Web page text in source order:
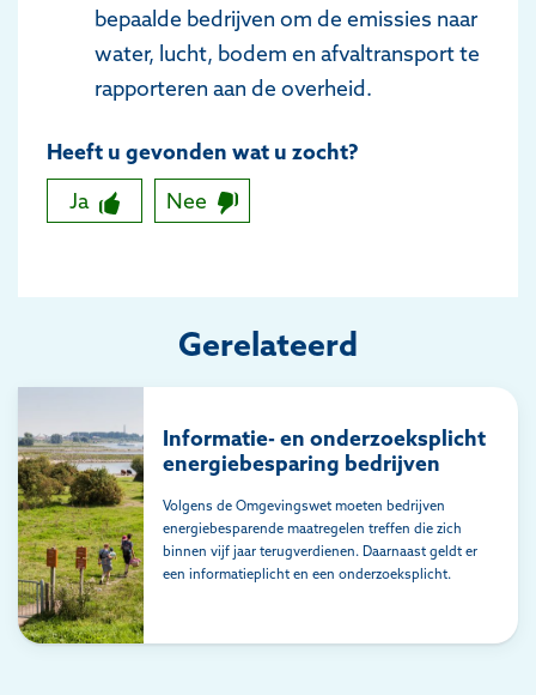
bepaalde bedrijven om de emissies naar
water, lucht, bodem en afvaltransport te
rapporteren aan de overheid.
Heeft u gevonden wat u zocht?
Ja
Nee
Gerelateerd
Informatie- en onderzoeksplicht
energiebesparing bedrijven
Volgens de Omgevingswet moeten bedrijven
energiebesparende maatregelen treffen die zich
binnen vijf jaar terugverdienen. Daarnaast geldt er
een informatieplicht en een onderzoeksplicht.